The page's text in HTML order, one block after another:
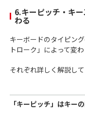
6.キーピッチ・キ
わる
キーボードのタイピン
トローク」によって変わ
それぞれ詳しく解説して
「キーピッチ」はキー